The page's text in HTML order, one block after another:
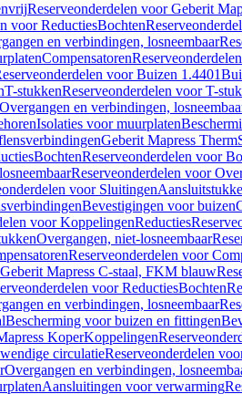
Reserveonderdelen voor Geberit
voor ReductiesBochten
en verbindingen, losneembaar
Compensatoren
voor Buizen 1.4401
T-stukkenReserveonderdelen voor T-
en verbindingen,
Isolaties voor muurplaten
Geberit Mapress Therm
BochtenReserveonderdelen voor
Reserveonderdelen voor
voor Sluitingen
Bevestigingen voor buizen
voor KoppelingenReducties
Overgangen, niet-losneembaar
Reserveonderdelen voor
Geberit Mapress C-staal, FKM blauw
voor ReductiesBochten
en verbindingen, losneembaar
Bescherming voor buizen en fittingen
KoperKoppelingen
circulatieReserveonderdelen
Overgangen en verbindingen,
Aansluitingen voor verwarming